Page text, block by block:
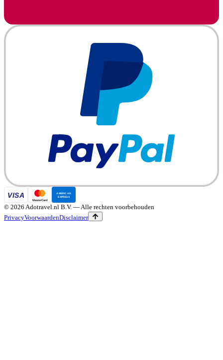
© 2026 Adotravel.nl B.V. — Alle rechten voorbehouden
PrivacyVoorwaardenDisclaimer